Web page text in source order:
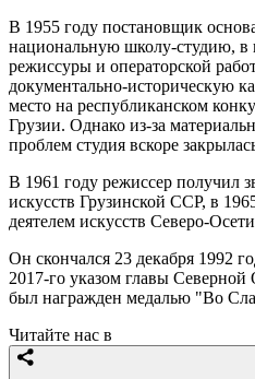
В 1955 году постановщик
национальную школу-студию, в
режиссуры и операторской
документально-историческую
место на республиканском
Грузии. Однако из-за
проблем студия вскоре
В 1961 году режиссер получил
искусств Грузинской ССР, в
деятелем искусств Северо-
Он скончался 23 декабря 1992
2017-го указом главы
был награжден медалью "Во
Читайте нас в